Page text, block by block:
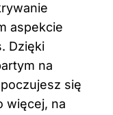
aspekcie
Dzięki
na
się
więcej, na